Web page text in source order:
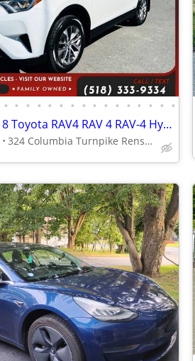
• • • • • • • • • • • • • • • •
$370/mo - 2018 Toyota RAV4 RAV 4 RAV-4 Hybrid LE AWDSUV
324 Columbia Turnpike Rensselaer NY 12144